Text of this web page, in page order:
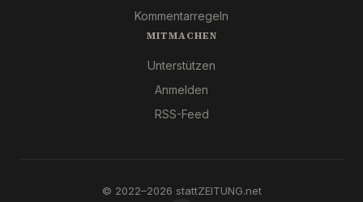
Kommentarregeln
MITMACHEN
Unterstützen
Anmelden
RSS-Feed
© 2022–2026 stattZEITUNG.net